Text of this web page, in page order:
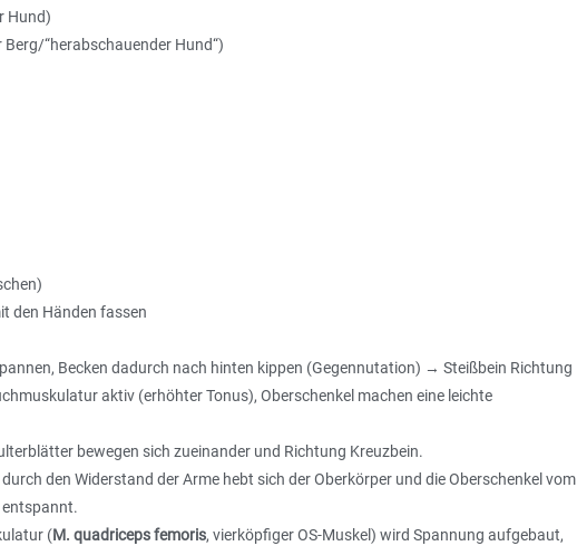
Hund)
“herabschauender Hund“)
den Händen fassen
Becken dadurch nach hinten kippen (Gegennutation) → Steißbein Richtung
aktiv (erhöhter Tonus), Oberschenkel machen eine leichte
bewegen sich zueinander und Richtung Kreuzbein.
den Widerstand der Arme hebt sich der Oberkörper und die Oberschenkel vom
entspannt.
(M. quadriceps femoris, vierköpfiger OS-Muskel) wird Spannung aufgebaut,